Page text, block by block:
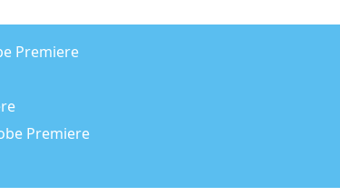
Premiere
Premiere